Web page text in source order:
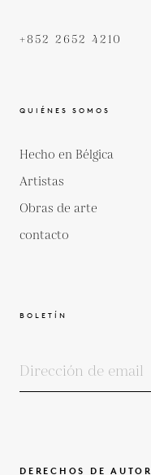
+852 2652 4210
QUIÉNES SOMOS
Hecho en Bélgica
Artistas
Obras de arte
contacto
BOLETÍN
DERECHOS DE AUTOR